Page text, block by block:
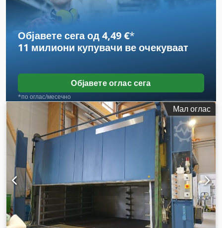
Објавете сега од 4,49 €*
11 милиони купувачи ве очекуваат
Објавете оглас сега
*по оглас/месечно
Мал оглас